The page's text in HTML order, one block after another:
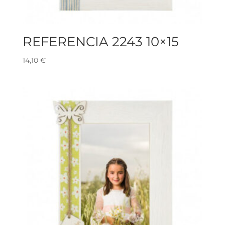
REFERENCIA 2243 10×15
14,10 €